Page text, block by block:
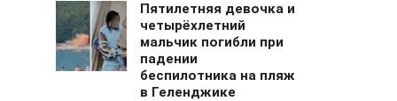
Пятилетняя девочка и
четырёхлетний
мальчик погибли при
падении
беспилотника на пляж
в Геленджике